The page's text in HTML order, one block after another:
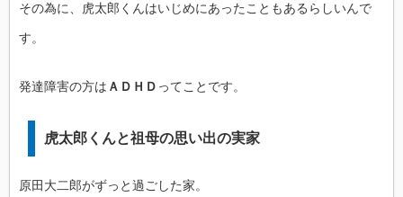
その為に、虎太郎くんはいじめにあったこともあるらしいんで
す。
発達障害の方は ＡＤＨＤ ってことです。
虎太郎くんと祖母の思い出の実家
原田大二郎がずっと過ごした家。